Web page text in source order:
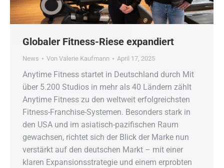
Globaler Fitness-Riese expandiert
News Von Valerie Kaufmann April 17, 2025
Anytime Fitness startet in Deutschland durch Mit
über 5.200 Studios in mehr als 40 Ländern zählt
Anytime Fitness zu den weltweit erfolgreichsten
Fitness-Franchise-Systemen. Besonders stark in
den USA und im asiatisch-pazifischen Raum
gewachsen, richtet sich der Blick der Marke nun
verstärkt auf den deutschen Markt – mit einer
klaren Expansionsstrategie und einem erprobten